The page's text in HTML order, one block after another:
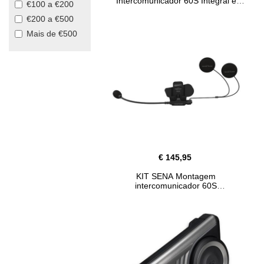
€100 a €200
€200 a €500
Mais de €500
€ 145,95
KIT SENA Montagem
intercomunicador 60S